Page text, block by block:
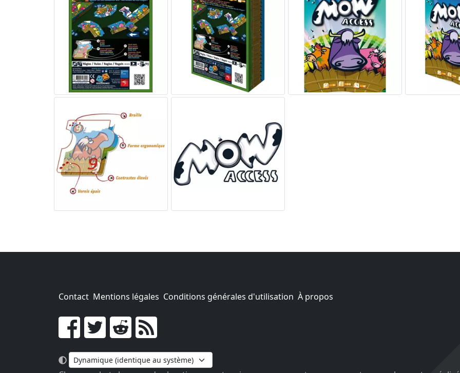
Contact Mentions légales Conditions générales d'utilisation À propos
Go !